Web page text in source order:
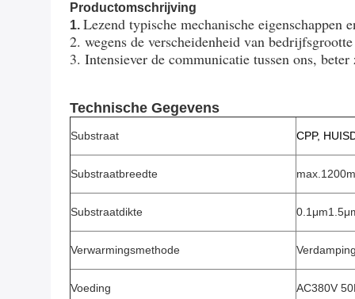
Productomschrijving
1. Lezend typische mechanische
2. wegens de verscheidenheid van
3. Intensiever de communicatie tussen ons,
Technische Gegevens
Substraat CPP,
Substraatbreedte
Substraatdikte
Verwarmingsmethode
Voeding AC380V